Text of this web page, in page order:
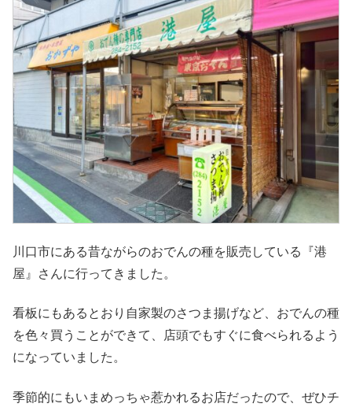
川口市にある昔ながらのおでんの種を販売している『港
屋』さんに行ってきました。
看板にもあるとおり自家製のさつま揚げなど、おでんの種
を色々買うことができて、店頭でもすぐに食べられるよう
になっていました。
季節的にもいまめっちゃ惹かれるお店だったので、ぜひチ